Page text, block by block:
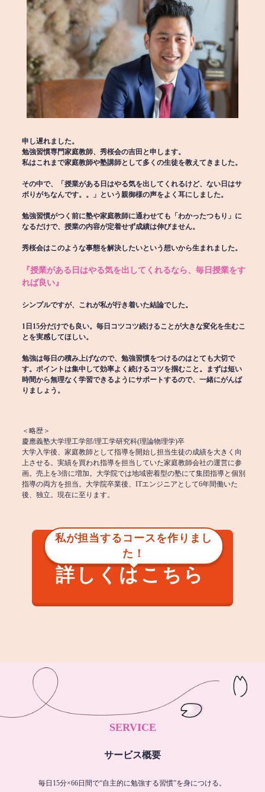
申し遅れました。
勉強習慣専門家庭教師、秀桜会の吉田と申します。
私はこれまで家庭教師や塾講師として多くの生徒を教えてきました。
その中で、「授業がある日はやる気を出してくれるけど、ない日はサ
ボりがちなんです。。」という親御様の声をよく耳にしました。
勉強習慣がつく前に塾や家庭教師に通わせても「わかったつもり」に
なるだけで、授業の内容が定着せず成績は伸びません。
秀桜会はこのような事態を解決したいという想いから生まれました。
『授業がある日はやる気を出してくれるなら、毎日授業をす
れば良い』
シンプルですが、これが私が行き着いた結論でした。
1日15分だけでも良い。毎日コツコツ続けることが大きな変化を生むこ
とを実感してほしい。
勉強は毎日の積み上げなので、勉強習慣をつけるのはとても大切で
す。ポイントは集中して効率よく続けるコツを掴むこと。まずは短い
時間から無理なく学習できるようにサポートするので、一緒にがんば
りましょう。
＜略歴＞
慶應義塾大学理工学部/理工学研究科(理論物理学)卒
大学入学後、家庭教師として指導を開始し担当生徒の成績を大きく向
上させる。実績を買われ指導を担当していた家庭教師会社の運営に参
画。売上を3倍に増加。大学院では地域密着型の塾にて集団指導と個別
指導の両方を担当。大学院卒業後、ITエンジニアとして6年間働いた
後、独立。現在に至ります。
私が担当するコースを作りまし
た！
詳しくはこちら
SERVICE
サービス概要
毎日15分×66日間で“自主的に勉強する習慣”を身につける。